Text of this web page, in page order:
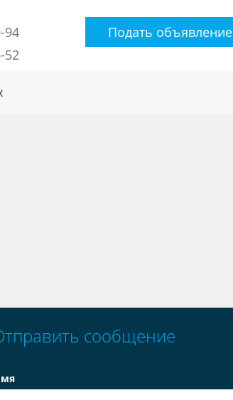
94
52
Подать объявление
сообщение